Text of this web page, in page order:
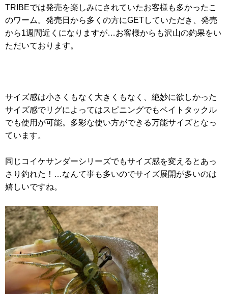
TRIBEでは発売を楽しみにされていたお客様も多かったこ
のワーム。発売日から多くの方にGETしていただき、発売
から1週間近くになりますが…お客様からも沢山の釣果をい
ただいております。
サイズ感は小さくもなく大きくもなく、絶妙に欲しかった
サイズ感でリグによってはスピニングでもベイトタックル
でも使用が可能。多彩な使い方ができる万能サイズとなっ
ています。
同じコイケサンダーシリーズでもサイズ感を変えるとあっ
さり釣れた！…なんて事も多いのでサイズ展開が多いのは
嬉しいですね。